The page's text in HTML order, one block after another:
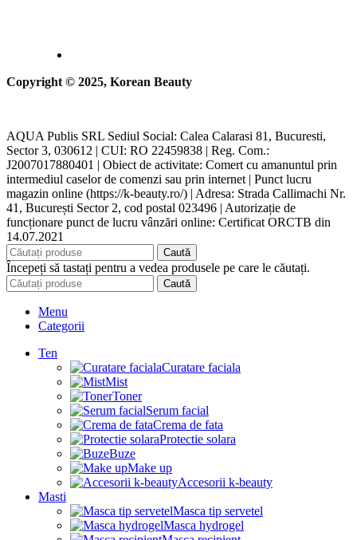
Copyright © 2025, Korean Beauty
AQUA Publis SRL Sediul Social: Calea Calarasi 81, Bucuresti,
Sector 3, 030612 | CUI: RO 22459838 | Reg. Com.:
J2007017880401 | Obiect de activitate: Comert cu amanuntul prin
intermediul caselor de comenzi sau prin internet | Punct lucru
magazin online (https://k-beauty.ro/) | Adresa: Strada Callimachi Nr.
41, București Sector 2, cod postal 023496 | Autorizație de
funcționare punct de lucru vânzări online: Certificat ORCTB din
14.07.2021
Caută
Începeți să tastați pentru a vedea produsele pe care le căutați.
Caută
Menu
Categorii
Ten
Curatare faciala
Mist
Toner
Serum facial
Crema de fata
Protectie solara
Buze
Make up
Accesorii k-beauty
Masti
Masca tip servetel
Masca hydrogel